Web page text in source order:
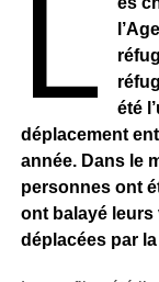
L
été
déplacement
année. Dans le
personnes ont
ont balayé leurs
déplacées par